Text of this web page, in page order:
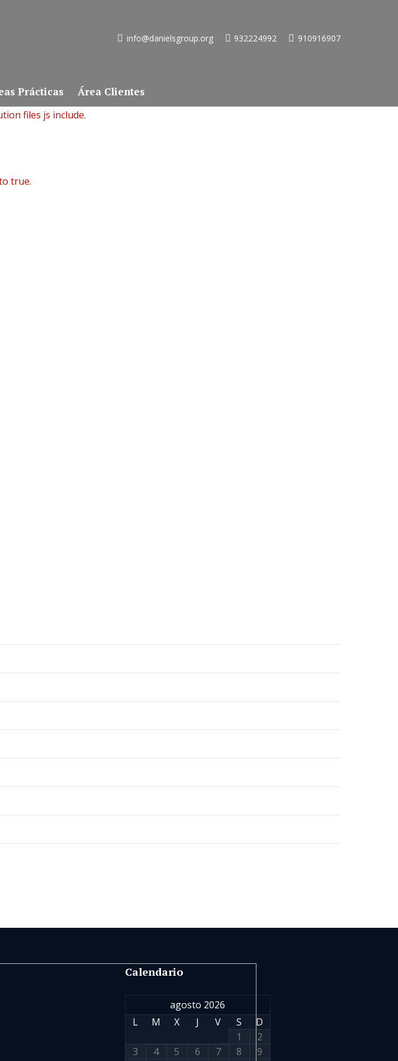
info@danielsgroup.org 932224992 910916907
Prácticas Área Clientes
files js include.
true.
Calendario
agosto 2026
L
M X J V S
D
1
2
3
4 5 6 7 8
9